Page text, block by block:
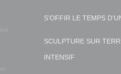
S’OFFIR LE TEMPS
SCULPTURE SUR
INTENSIF